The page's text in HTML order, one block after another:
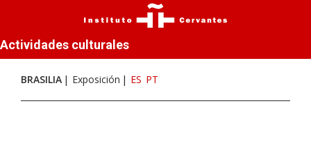
Actividades culturales
BRASILIA Exposición ES PT